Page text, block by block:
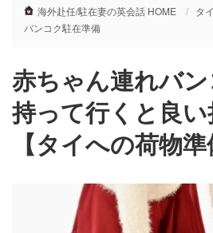
海外赴任/駐在妻の英会話 HOME
タ
バンコク駐在準備
赤ちゃん連れバ
持って行くと良
【タイへの荷物準